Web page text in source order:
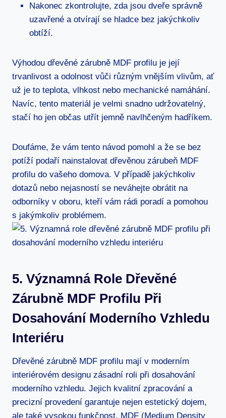
Nakonec zkontrolujte, zda jsou dveře správně
uzavřené a otvírají se hladce bez jakýchkoliv
obtíží.
Výhodou dřevěné zárubně MDF profilu je její
trvanlivost a odolnost vůči různým vnějším vlivům, ať
už je to teplota, vlhkost nebo mechanické namáhání.
Navíc, tento materiál je velmi snadno udržovatelný,
stačí ho jen občas utřít jemně navlhčeným hadříkem.
Doufáme, že vám tento návod pomohl a že se bez
potíží podaří nainstalovat dřevěnou zárubeň MDF
profilu do vašeho domova. V případě jakýchkoliv
dotazů nebo nejasností se neváhejte obrátit na
odborníky v oboru, kteří vám rádi poradí a pomohou
s jakýmkoliv problémem.
5. Významná Role Dřevěné
Zárubně MDF Profilu Při
Dosahování Moderního Vzhledu
Interiéru
Dřevěné zárubně MDF profilu mají v moderním
interiérovém designu zásadní roli při dosahování
moderního vzhledu. Jejich kvalitní zpracování a
precizní provedení garantuje nejen estetický dojem,
ale také vysokou funkčnost. MDF (Medium Density